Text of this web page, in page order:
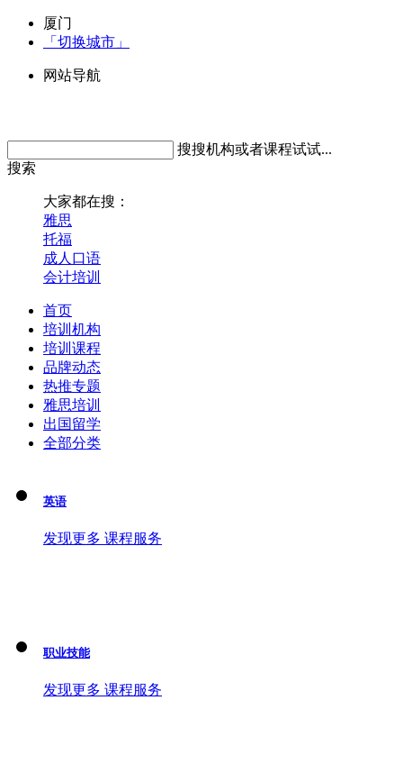
厦门
「切换城市」
网站导航
搜搜机构或者课程试试...
搜索
大家都在搜：
雅思
托福
成人口语
会计培训
首页
培训机构
培训课程
品牌动态
热推专题
雅思培训
出国留学
全部分类
英语
发现更多 课程服务
职业技能
发现更多 课程服务